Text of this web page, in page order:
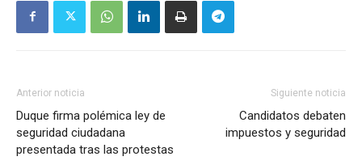
Anterior noticia
Duque firma polémica ley de
seguridad ciudadana
presentada tras las protestas
Siguiente noticia
Candidatos debaten
impuestos y seguridad